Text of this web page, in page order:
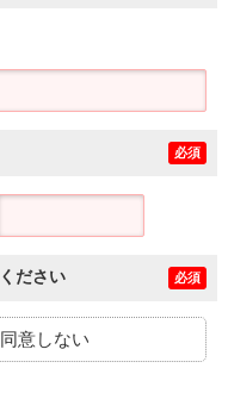
必須
ださい 必須
同意しない